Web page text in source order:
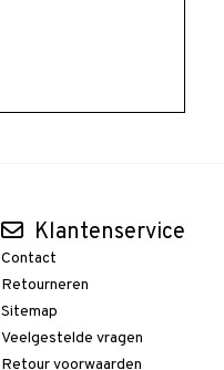
Klantenservice
Contact
Retourneren
Sitemap
Veelgestelde vragen
Retour voorwaarden